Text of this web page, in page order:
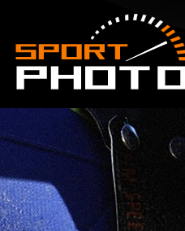
SportPHOTO.cz -Úvodní stránka